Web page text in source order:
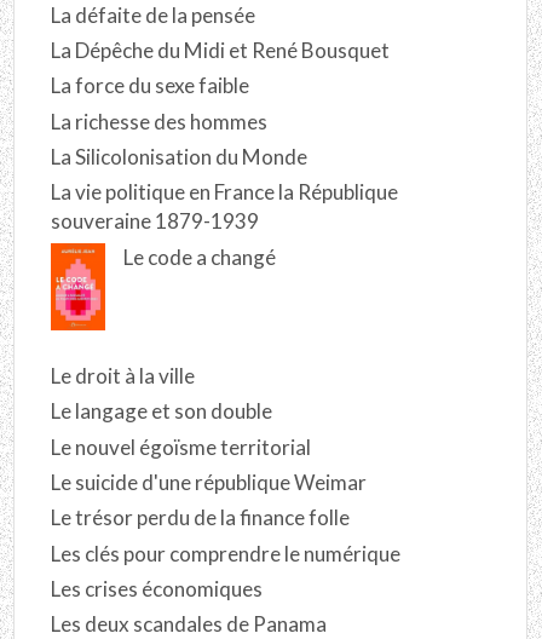
La défaite de la pensée
La Dépêche du Midi et René Bousquet
La force du sexe faible
La richesse des hommes
La Silicolonisation du Monde
La vie politique en France la République
souveraine 1879-1939
Le code a changé
Le droit à la ville
Le langage et son double
Le nouvel égoïsme territorial
Le suicide d'une république Weimar
Le trésor perdu de la finance folle
Les clés pour comprendre le numérique
Les crises économiques
Les deux scandales de Panama